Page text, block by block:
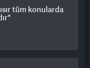
tüm konularda